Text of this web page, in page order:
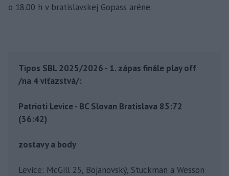
o 18.00 h v bratislavskej Gopass aréne.
Tipos SBL 2025/2026 - 1. zápas finále play off
/na 4 víťazstvá/:
Patrioti Levice - BC Slovan Bratislava 85:72
(36:42)
zostavy a body
Levice: McGill 25, Bojanovský, Stuckman a Wesson